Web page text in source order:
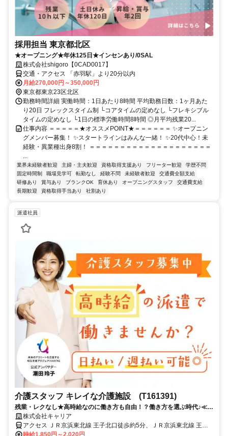
採用担当 東京都北区
★オープニング★年休125日★インセンあり/0SAL
株式会社shigoro【0CAD0017】
交通・アクセス 「赤羽駅」より20分以内
月給270,000円～350,000円
東京都東京23区北区
勤務時間詳細 実働時間：1日あたり8時間 平均勤務日数：1ヶ月あた
り20日 フレックスタイム制 └コアタイムの定めなし └フレキシブル
タイムの定めなし └1日の標準労働時間8時間 ◎月平均残業20...
仕事内容 ＝＝＝＝＝★オススメPOINT★＝＝＝＝＝＝ ✨オープニン
グメンバー募集！ ✨スタートラインはみんな一緒！ ✨20代中心！未
経験・異業種出身8割！ ＝＝＝＝＝＝＝＝＝＝＝＝＝＝＝＝＝＝＝＝
...
業界未経験者歓迎 主婦・主夫歓迎 資格取得支援あり フリーター歓迎
学歴不問
固定時間制
職場見学可 転勤なし 経験不問 未経験者歓迎
交通費全額支給
研修あり
賞与あり ブランクOK 育休あり オープニングスタッフ
交通費支給
長期歓迎
資格取得手当あり 社割あり
派遣社員
介護スタッフ キレイな介護施設 (T161391)
残業・レクなし★高時給なのに働き方も自由！？働き方を選ぶ時代♪≪東
京都北区周辺≫
株式会社キャリア
アクセス ＪＲ京浜東北線 王子北口徒歩約5分、ＪＲ京浜東北線 王子